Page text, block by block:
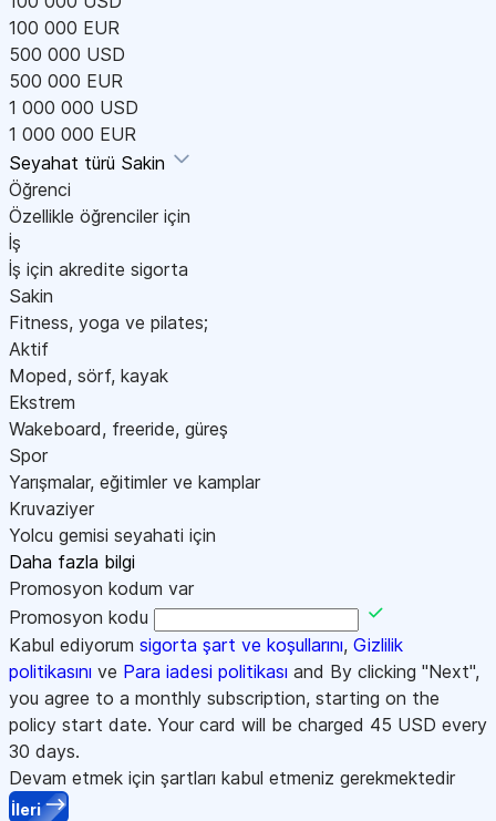
100 000 EUR
500 000 USD
500 000 EUR
1 000 000 USD
1 000 000 EUR
Seyahat türü Sakin
Öğrenci
Özellikle öğrenciler için
İş
İş için akredite sigorta
Sakin
Fitness, yoga ve pilates;
Aktif
Moped, sörf, kayak
Ekstrem
Wakeboard, freeride, güreş
Spor
Yarışmalar, eğitimler ve kamplar
Kruvaziyer
Yolcu gemisi seyahati için
Daha fazla bilgi
Promosyon kodum var
Promosyon kodu
Kabul ediyorum sigorta şart ve koşullarını, Gizlilik
politikasını ve Para iadesi politikası and By clicking "Next",
you agree to a monthly subscription, starting on the
policy start date. Your card will be charged 45 USD every
30 days.
Devam etmek için şartları kabul etmeniz gerekmektedir
İleri